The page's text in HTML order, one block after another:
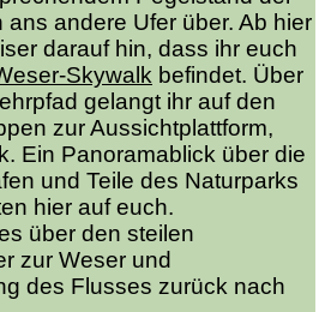
ans andere Ufer über. Ab hier
darauf hin, dass ihr euch
Skywalk befindet. Über
gelangt ihr auf den
zur Aussichtplattform,
Ein Panoramablick über die
und Teile des Naturparks
hier auf euch.
über den steilen
zur Weser und
des Flusses zurück nach